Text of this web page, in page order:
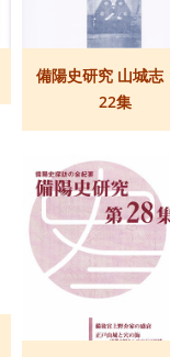
備陽史研究 山城志
22集